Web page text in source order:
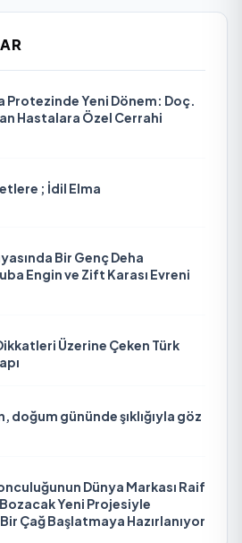
Protezinde Yeni Dönem: Doç.
Hastalara Özel Cerrahi
; İdil Elma
Bir Genç Deha
Engin ve Zift Karası Evreni
Üzerine Çeken Türk
doğum gününde şıklığıyla göz
Dünya Markası Raif
Yeni Projesiyle
Çağ Başlatmaya Hazırlanıyor